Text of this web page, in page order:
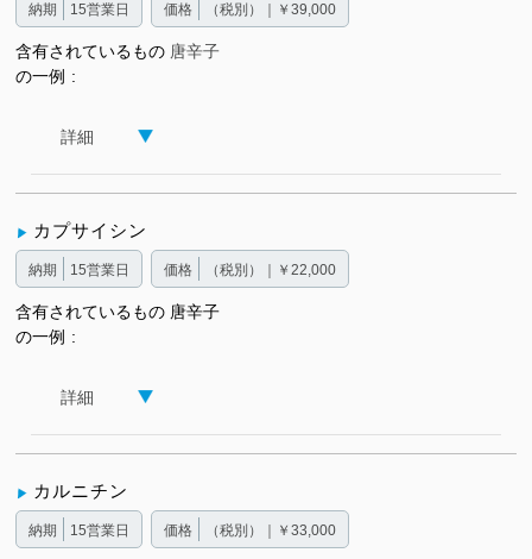
納期 15営業日 価格 （税別）｜￥39,000
含有されているもの
の一例
唐辛子
詳細
カプサイシン
納期 15営業日 価格 （税別）｜￥22,000
含有されているもの
の一例
唐辛子
詳細
カルニチン
納期 15営業日 価格 （税別）｜￥33,000